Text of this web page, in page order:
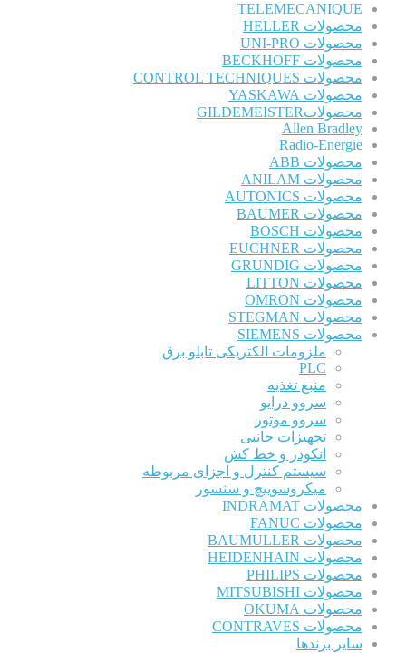
TELEMECANIQUE
محصولات HELLER
محصولات UNI-PRO
محصولات BECKHOFF
محصولات CONTROL TECHNIQUES
محصولات YASKAWA
محصولاتGILDEMEISTER
Allen Bradley
Radio-Energie
محصولات ABB
محصولات ANILAM
محصولات AUTONICS
محصولات BAUMER
محصولات BOSCH
محصولات EUCHNER
محصولات GRUNDIG
محصولات LITTON
محصولات OMRON
محصولات STEGMAN
محصولات SIEMENS
ملزومات الکتریکی تابلو برق
PLC
منبع تغذیه
سروو درایو
سروو موتور
تجهیزات جانبی
انکودر و خط کش
سیستم کنترل و اجزای مربوطه
میکروسوییچ و سنسور
محصولات INDRAMAT
محصولات FANUC
محصولات BAUMULLER
محصولات HEIDENHAIN
محصولات PHILIPS
محصولات MITSUBISHI
محصولات OKUMA
محصولات CONTRAVES
سایر برندها